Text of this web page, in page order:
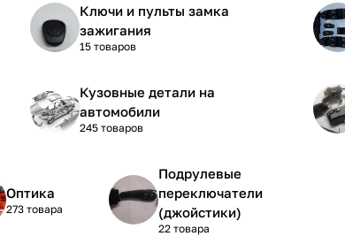
Ключи и пульты замка
зажигания
15 товаров
Кузовные детали на
автомобили
245 товаров
Оптика
273 товара
Подрулевые
переключатели
(джойстики)
22 товара